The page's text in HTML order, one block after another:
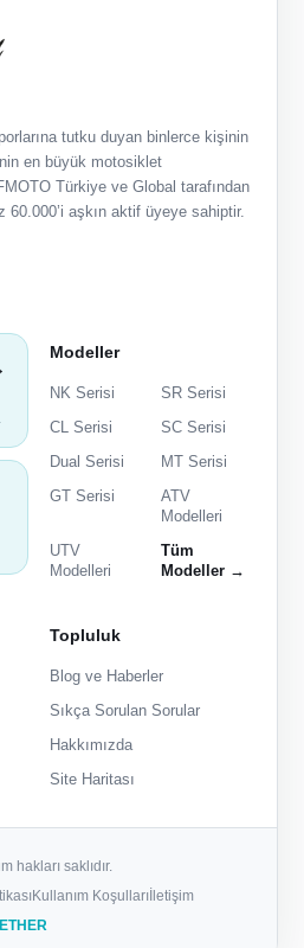
tutku duyan binlerce kişinin
en büyük motosiklet
Türkiye ve Global tarafından
60.000’i aşkın aktif üyeye sahiptir.
Modeller
NK Serisi
SR Serisi
CL Serisi
SC Serisi
Dual Serisi
MT Serisi
GT Serisi
ATV
Modelleri
UTV
Modelleri
Tüm
Modeller →
Topluluk
Blog ve Haberler
Sıkça Sorulan Sorular
Hakkımızda
Site Haritası
hakları saklıdır.
Kullanım Koşulları İletişim